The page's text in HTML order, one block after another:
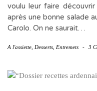
voulu leur faire
après une bonne salade
Carolo. On ne saurait…
A l'assiette Desserts Entremets - 3